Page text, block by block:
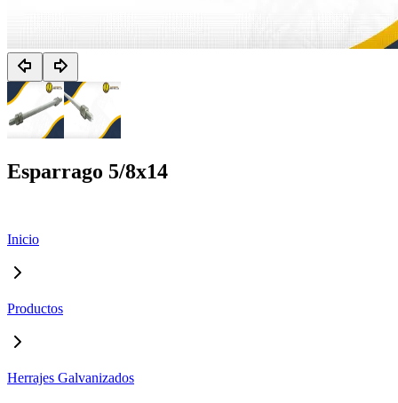
Esparrago 5/8x14
Inicio
Productos
Herrajes Galvanizados